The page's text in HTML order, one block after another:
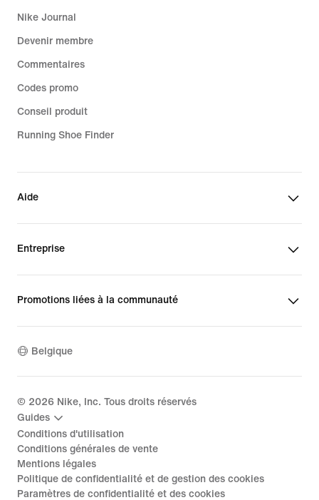
Nike Journal
Devenir membre
Commentaires
Codes promo
Conseil produit
Running Shoe Finder
Aide
Entreprise
Promotions liées à la communauté
Belgique
© 2026 Nike, Inc. Tous droits réservés
Guides
Conditions d'utilisation
Conditions générales de vente
Mentions légales
Politique de confidentialité et de gestion des cookies
Paramètres de confidentialité et des cookies